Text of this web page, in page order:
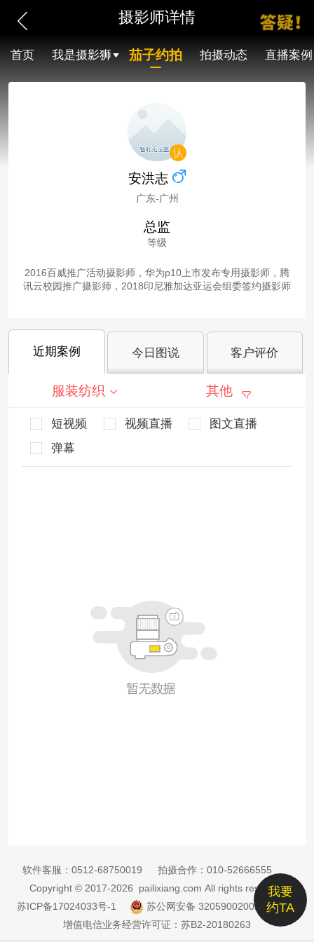
摄影师详情
首页 我是摄影狮 茄子约拍 拍摄动态 直播案例
安洪志
广东-广州
总监
等级
2016百威推广活动摄影师，华为p10上市发布专用摄影师，腾
讯云校园推广摄影师，2018印尼雅加达亚运会组委签约摄影师
近期案例 今日图说 客户评价
服装纺织 其他
短视频 视频直播
图文直播
弹幕
我要
约TA
软件客服： 0512-68750019 拍摄合作： 010-52666555
Copyright © 2017-2026 pailixiang.com All rights reserved
苏ICP备17024033号-1
苏公网安备 32059002002885号
增值电信业务经营许可证：苏B2-20180263